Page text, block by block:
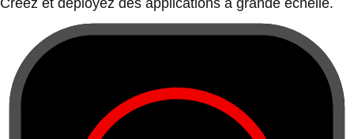
Créez et déployez des applications à grande échelle.